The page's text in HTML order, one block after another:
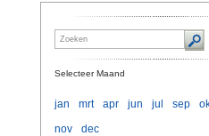
Selecteer Maand
jan mrt apr jun jul sep
nov
dec